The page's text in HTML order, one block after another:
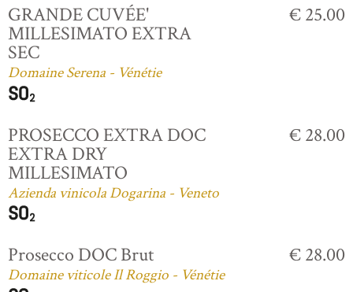
GRANDE CUVÉE'
MILLESIMATO EXTRA
SEC
Domaine Serena - Vénétie
€ 25.00
PROSECCO EXTRA DOC
EXTRA DRY
MILLESIMATO
Azienda vinicola Dogarina - Veneto
€ 28.00
Prosecco DOC Brut
Domaine viticole Il Roggio - Vénétie
€ 28.00